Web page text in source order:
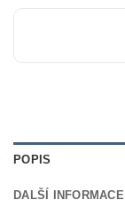
POPIS
DALŠÍ INFORMACE